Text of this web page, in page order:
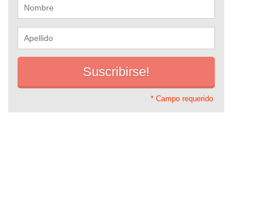
* Campo requerido